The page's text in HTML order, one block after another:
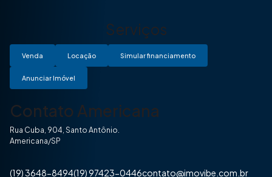
Serviços
Venda Locação Simular financiamento
Anunciar Imóvel
Contato Americana
Rua Cuba, 904, Santo Antônio.
Americana/SP
(19) 3648-8494(19) 97423-0446contato@imovibe.com.br